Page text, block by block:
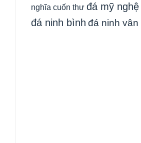
nghĩa cuốn thư đá mỹ nghệ
đá ninh bình đá ninh vân